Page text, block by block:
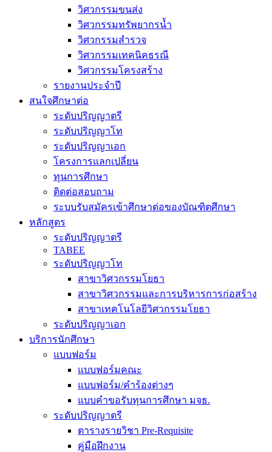
วิศวกรรมขนส่ง
วิศวกรรมทรัพยากรน้ำ
วิศวกรรมสำรวจ
วิศวกรรมเทคนิคธรณี
วิศวกรรมโครงสร้าง
รายงานประจำปี
สนใจศึกษาต่อ
ระดับปริญญาตรี
ระดับปริญญาโท
ระดับปริญญาเอก
โครงการแลกเปลี่ยน
ทุนการศึกษา
ติดต่อสอบถาม
ระบบรับสมัครเข้าศึกษาต่อของบัณฑิตศึกษา
หลักสูตร
ระดับปริญญาตรี
TABEE
ระดับปริญญาโท
สาขาวิศวกรรมโยธา
สาขาวิศวกรรมและการบริหารการก่อสร้าง
สาขาเทคโนโลยีวิศวกรรมโยธา
ระดับปริญญาเอก
บริการนักศึกษา
แบบฟอร์ม
แบบฟอร์มคณะ
แบบฟอร์ม/คำร้องต่างๆ
แบบคำขอรับทุนการศึกษา มจธ.
ระดับปริญญาตรี
ตารางรายวิชา Pre-Requisite
คู่มือฝึกงาน